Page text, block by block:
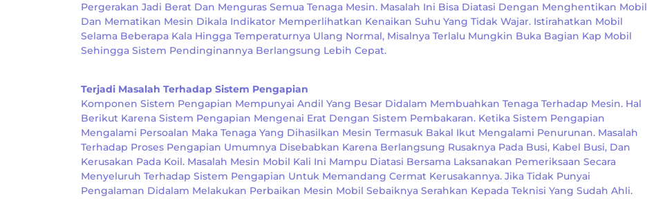
Pergerakan Jadi Berat Dan Menguras Semua Tenaga Mesin. Masalah Ini Bisa Diatasi Dengan Menghentikan Mobil
Dan Mematikan Mesin Dikala Indikator Memperlihatkan Kenaikan Suhu Yang Tidak Wajar. Istirahatkan Mobil
Selama Beberapa Kala Hingga Temperaturnya Ulang Normal, Misalnya Terlalu Mungkin Buka Bagian Kap Mobil
Sehingga Sistem Pendinginannya Berlangsung Lebih Cepat.
Terjadi Masalah Terhadap Sistem Pengapian
Komponen Sistem Pengapian Mempunyai Andil Yang Besar Didalam Membuahkan Tenaga Terhadap Mesin. Hal
Berikut Karena Sistem Pengapian Mengenai Erat Dengan Sistem Pembakaran. Ketika Sistem Pengapian
Mengalami Persoalan Maka Tenaga Yang Dihasilkan Mesin Termasuk Bakal Ikut Mengalami Penurunan. Masalah
Terhadap Proses Pengapian Umumnya Disebabkan Karena Berlangsung Rusaknya Pada Busi, Kabel Busi, Dan
Kerusakan Pada Koil. Masalah Mesin Mobil Kali Ini Mampu Diatasi Bersama Laksanakan Pemeriksaan Secara
Menyeluruh Terhadap Sistem Pengapian Untuk Memandang Cermat Kerusakannya. Jika Tidak Punyai
Pengalaman Didalam Melakukan Perbaikan Mesin Mobil Sebaiknya Serahkan Kepada Teknisi Yang Sudah Ahli.